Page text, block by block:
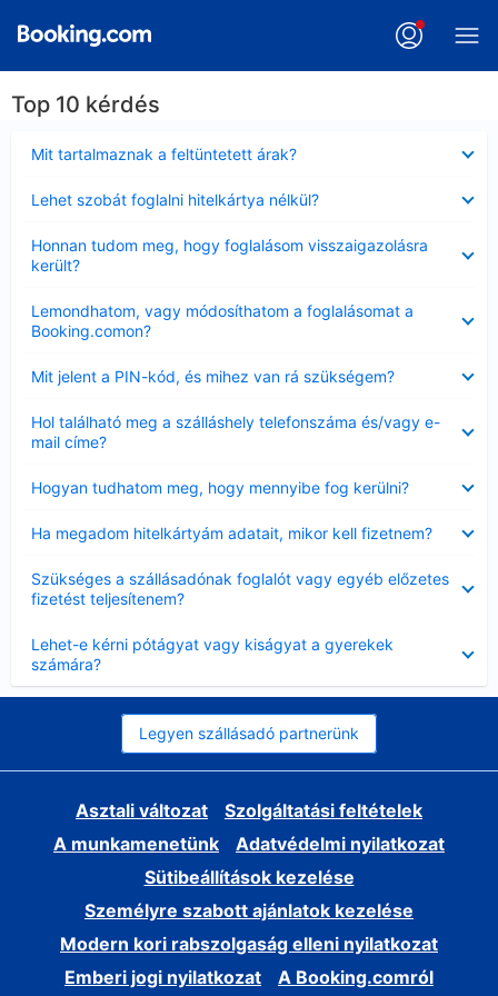
Top 10 kérdés
Mit tartalmaznak a feltüntetett árak?
Lehet szobát foglalni hitelkártya nélkül?
Honnan tudom meg, hogy foglalásom visszaigazolásra
került?
Lemondhatom, vagy módosíthatom a foglalásomat a
Booking.comon?
Mit jelent a PIN-kód, és mihez van rá szükségem?
Hol található meg a szálláshely telefonszáma és/vagy e-
mail címe?
Hogyan tudhatom meg, hogy mennyibe fog kerülni?
Ha megadom hitelkártyám adatait, mikor kell fizetnem?
Szükséges a szállásadónak foglalót vagy egyéb előzetes
fizetést teljesítenem?
Lehet-e kérni pótágyat vagy kiságyat a gyerekek
számára?
Legyen szállásadó partnerünk
Asztali változat
Szolgáltatási feltételek
A munkamenetünk
Adatvédelmi nyilatkozat
Sütibeállítások kezelése
Személyre szabott ajánlatok kezelése
Modern kori rabszolgaság elleni nyilatkozat
Emberi jogi nyilatkozat
A Booking.comról